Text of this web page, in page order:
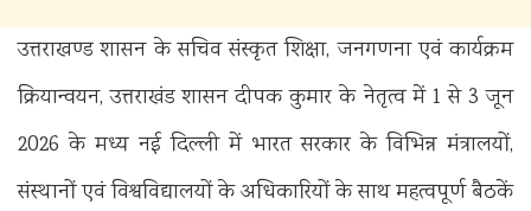
उत्तराखण्ड शासन के सचिव संस्कृत शिक्षा, जनगणना एवं कार्यक्रम
क्रियान्वयन, उत्तराखंड शासन दीपक कुमार के नेतृत्व में 1 से 3 जून
2026 के मध्य नई दिल्ली में भारत सरकार के विभिन्न मंत्रालयों,
संस्थानों एवं विश्वविद्यालयों के अधिकारियों के साथ महत्वपूर्ण बैठकें